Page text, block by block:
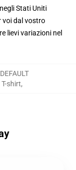
Stati Uniti
voi dal vostro
lievi variazioni nel
shirt,